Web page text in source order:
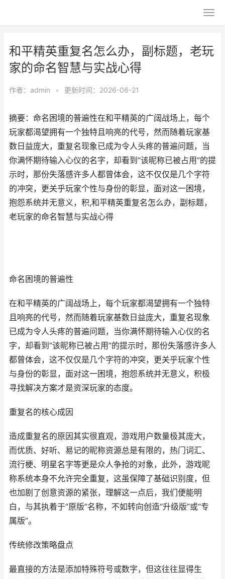
和平精英重复名怎么办，副标题，老玩
家的命名智慧与实战心得
作者： admin • 更新时间：2026-06-21
摘要：命名困境的普遍性在和平精英的广阔战场上，每个
玩家都渴望拥有一个独特且响亮的代号，然而随着玩家基
数日益庞大，重复名现象已成为令人头疼的普遍问题，当
你满怀期待输入心仪的名字，却看到“该昵称已被占用”的提
示时，那份失落感许多人都曾体会，这不仅仅是几个字符
的冲突，更关乎玩家个性与身份的彰显，面对这一困境，
抱怨系统并无意义，积,和平精英重复名怎么办，副标题，
老玩家的命名智慧与实战心得
命名困境的普遍性
在和平精英的广阔战场上，每个玩家都渴望拥有一个独特
且响亮的代号，然而随着玩家基数日益庞大，重复名现象
已成为令人头疼的普遍问题，当你满怀期待输入心仪的名
字，却看到“该昵称已被占用”的提示时，那份失落感许多人
都曾体会，这不仅仅是几个字符的冲突，更关乎玩家个性
与身份的彰显，面对这一困境，抱怨系统并无意义，积极
寻找解决方案才是资深玩家的态度。
重复名的核心成因
造成重复名的原因其实很直观，游戏用户数量极其庞大，
而优质、好听、易记的昵称资源总是有限的，热门词汇、
流行梗、明星名字等更是众人争抢的对象，此外，游戏昵
称系统本身不允许完全重复，这虽保障了基础识别度，但
也加剧了创意资源的紧张，理解这一点后，我们便能明
白，与其执着于“原版”名称，不如转向创造“升级版”或“专
属版”。
传统修改策略盘点
最直接的方法是添加特殊符号或数字，但这往往显得生